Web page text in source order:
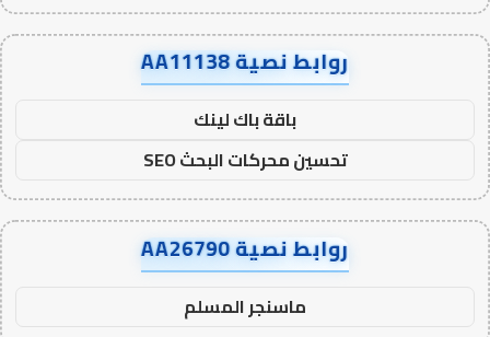
روابط نصية AA11138
باقة باك لينك
تحسين محركات البحث SEO
روابط نصية AA26790
ماسنجر المسلم